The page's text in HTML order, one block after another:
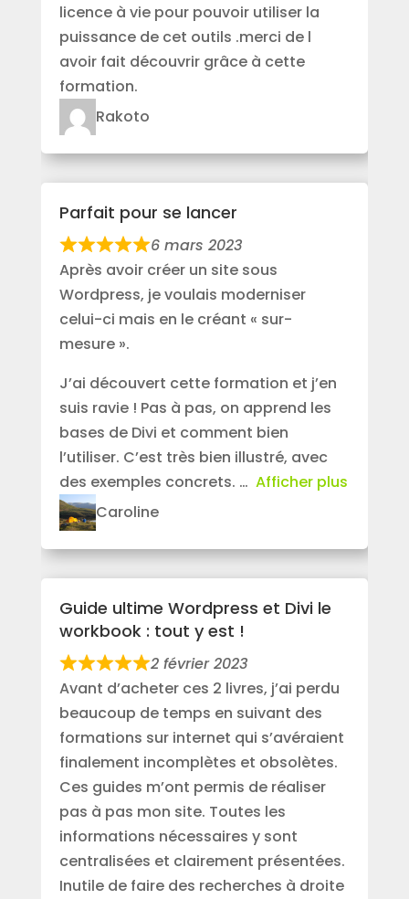
licence à vie pour pouvoir utiliser la
puissance de cet outils .merci de l
avoir fait découvrir grâce à cette
formation.
Rakoto
Parfait pour se lancer
6 mars 2023
Après avoir créer un site sous
Wordpress, je voulais moderniser
celui-ci mais en le créant « sur-
mesure ».
J’ai découvert cette formation et j’en
suis ravie ! Pas à pas, on apprend les
bases de Divi et comment bien
l’utiliser. C’est très bien illustré, avec
des exemples concrets.
Afficher plus
Caroline
Guide ultime Wordpress et Divi le
workbook : tout y est !
2 février 2023
Avant d’acheter ces 2 livres, j’ai perdu
beaucoup de temps en suivant des
formations sur internet qui s’avéraient
finalement incomplètes et obsolètes.
Ces guides m’ont permis de réaliser
pas à pas mon site. Toutes les
informations nécessaires y sont
centralisées et clairement présentées.
Inutile de faire des recherches à droite